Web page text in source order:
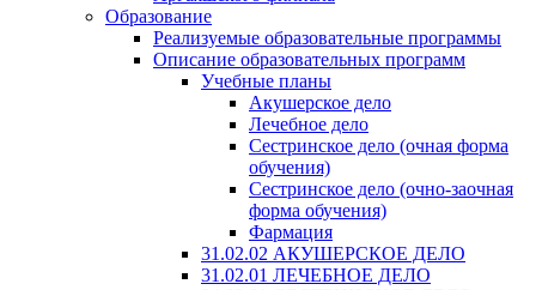
Образование
Реализуемые образовательные программы
Описание образовательных программ
Учебные планы
Акушерское дело
Лечебное дело
Сестринское дело (очная форма
обучения)
Сестринское дело (очно-заочная
форма обучения)
Фармация
31.02.02 АКУШЕРСКОЕ ДЕЛО
31.02.01 ЛЕЧЕБНОЕ ДЕЛО